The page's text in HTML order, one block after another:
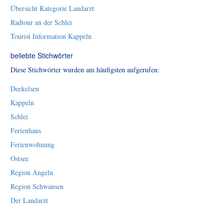
Übersicht Kategorie Landarzt
Radtour an der Schlei
Tourist Information Kappeln
beliebte Stichwörter
Diese Stichwörter wurden am häufigsten aufgerufen:
Deekelsen
Kappeln
Schlei
Ferienhaus
Ferienwohnung
Ostsee
Region Angeln
Region Schwansen
Der Landarzt